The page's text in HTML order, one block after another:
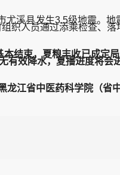
县发生3.5级地震。地
织人员通过添乘检查、
束，夏粮丰收已成定局
有效降水，夏播进度将会
省中医药科学院（省中